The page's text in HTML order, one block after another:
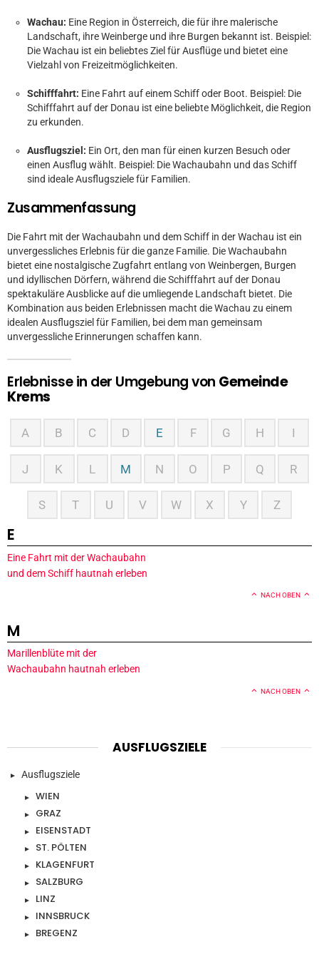
Wachau: Eine Region in Österreich, die für ihre malerische
Landschaft, ihre Weinberge und ihre Burgen bekannt ist. Beispiel:
Die Wachau ist ein beliebtes Ziel für Ausflüge und bietet eine
Vielzahl von Freizeitmöglichkeiten.
Schifffahrt: Eine Fahrt auf einem Schiff oder Boot. Beispiel: Die
Schifffahrt auf der Donau ist eine beliebte Möglichkeit, die Region
zu erkunden.
Ausflugsziel: Ein Ort, den man für einen kurzen Besuch oder
einen Ausflug wählt. Beispiel: Die Wachaubahn und das Schiff
sind ideale Ausflugsziele für Familien.
Zusammenfassung
Die Fahrt mit der Wachaubahn und dem Schiff in der Wachau ist ein
unvergessliches Erlebnis für die ganze Familie. Die Wachaubahn
bietet eine nostalgische Zugfahrt entlang von Weinbergen, Burgen
und idyllischen Dörfern, während die Schifffahrt auf der Donau
spektakuläre Ausblicke auf die umliegende Landschaft bietet. Die
Kombination aus beiden Erlebnissen macht die Wachau zu einem
idealen Ausflugsziel für Familien, bei dem man gemeinsam
unvergessliche Erinnerungen schaffen kann.
Erlebnisse in der Umgebung von Gemeinde
Krems
A B C D E F G H I
J K L M N O P Q R
S T U V W X Y Z
E
Eine Fahrt mit der Wachaubahn
und dem Schiff hautnah erleben
NACH OBEN
M
Marillenblüte mit der
Wachaubahn hautnah erleben
NACH OBEN
AUSFLUGSZIELE
Ausflugsziele
WIEN
GRAZ
EISENSTADT
ST. PÖLTEN
KLAGENFURT
SALZBURG
LINZ
INNSBRUCK
BREGENZ